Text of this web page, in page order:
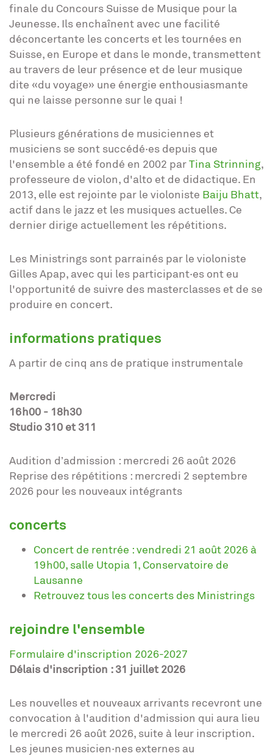
finale du Concours Suisse de Musique pour la
Jeunesse. Ils enchaînent avec une facilité
déconcertante les concerts et les tournées en
Suisse, en Europe et dans le monde, transmettent
au travers de leur présence et de leur musique
dite «du voyage» une énergie enthousiasmante
qui ne laisse personne sur le quai !
Plusieurs générations de musiciennes et
musiciens se sont succédé·es depuis que
l'ensemble a été fondé en 2002 parTina Strinning,
professeure de violon, d'alto et de didactique. En
2013, elle est rejointe par le violoniste Baiju Bhatt,
actif dans le jazz et les musiques actuelles. Ce
dernier dirige actuellement les répétitions.
Les Ministrings sont parrainés par le violoniste
Gilles Apap, avec qui les participant·es ont eu
l'opportunité de suivre des masterclasses et de se
produire en concert.
informations pratiques
A partir de cinq ans de pratique instrumentale
Mercredi
16h00 - 18h30
Studio 310 et 311
Audition d’admission : mercredi 26 août 2026
Reprise des répétitions : mercredi 2 septembre
2026 pour les nouveaux intégrants
concerts
Concert de rentrée : vendredi 21 août 2026 à
19h00, salle Utopia 1, Conservatoire de
Lausanne
Retrouvez tous les concerts des Ministrings
rejoindre l'ensemble
Formulaire d'inscription 2026-2027
Délais d'inscription : 31 juillet 2026
Les nouvelles et nouveaux arrivants recevront une
convocation à l'audition d'admission qui aura lieu
le mercredi 26 août 2026, suite à leur inscription.
Les jeunes musicien·nes externes au